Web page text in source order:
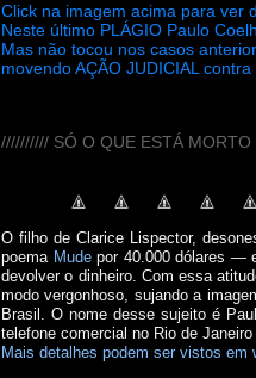
Click na imagem acima para ver
Neste último PLÁGIO Paulo
Mas não tocou nos casos
movendo AÇÃO JUDICIAL contra
////////// SÓ O QUE ESTÁ
O filho de Clarice Lispector,
poema Mudepor 40.000 dólares —
devolver o dinheiro. Com essa
modo vergonhoso, sujando a
Brasil. O nome desse sujeito é
telefone comercial no Rio de Janeiro
Mais detalhes podem ser vistos em